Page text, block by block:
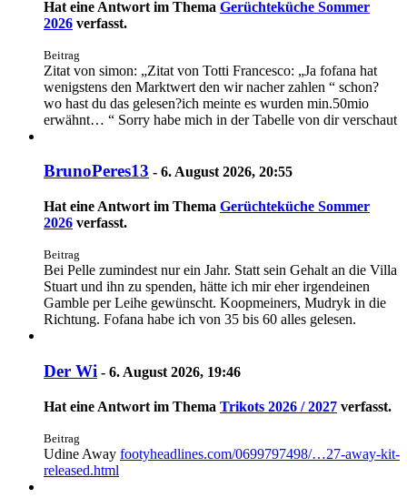
Hat eine Antwort im Thema Gerüchteküche Sommer
2026 verfasst.
Beitrag
Zitat von simon: „Zitat von Totti Francesco: „Ja fofana hat
wenigstens den Marktwert den wir nacher zahlen “ schon?
wo hast du das gelesen?ich meinte es wurden min.50mio
erwähnt… “ Sorry habe mich in der Tabelle von dir verschaut
BrunoPeres13 - 6. August 2026, 20:55
Hat eine Antwort im Thema Gerüchteküche Sommer
2026 verfasst.
Beitrag
Bei Pelle zumindest nur ein Jahr. Statt sein Gehalt an die Villa
Stuart und ihn zu spenden, hätte ich mir eher irgendeinen
Gamble per Leihe gewünscht. Koopmeiners, Mudryk in die
Richtung. Fofana habe ich von 35 bis 60 alles gelesen.
Der Wi - 6. August 2026, 19:46
Hat eine Antwort im Thema Trikots 2026 / 2027 verfasst.
Beitrag
Udine Away footyheadlines.com/0699797498/…27-away-kit-
released.html